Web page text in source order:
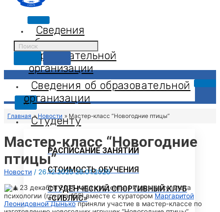
Сведения
об
образовательной
организации
X
Сведения об образовательной
организации
Студенту
РАСПИСАНИЕ ЗАНЯТИЙ
СТОИМОСТЬ ОБУЧЕНИЯ
СТУДЕНЧЕСКИЙ СПОРТИВНЫЙ КЛУБ
«СИБЛИС»
Главная Новости Мастер-класс “Новогодние птицы”
Мастер-класс “Новогодние
птицы”
Новости / 26.12.202528.01.2026
23 декабря 2025 года студенты 1 курса факультета
психологии (группа 155) вместе с куратором Маргаритой
Леонидовной Дынькоприняли участие в мастер-классе по